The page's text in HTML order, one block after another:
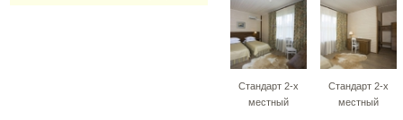
Стандарт 2-х
местный
Стандарт 2-х
местный